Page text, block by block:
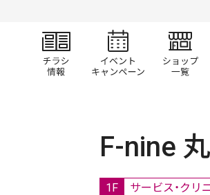
チラシ情報 イベント/
F-nine
1F サービス・クリ